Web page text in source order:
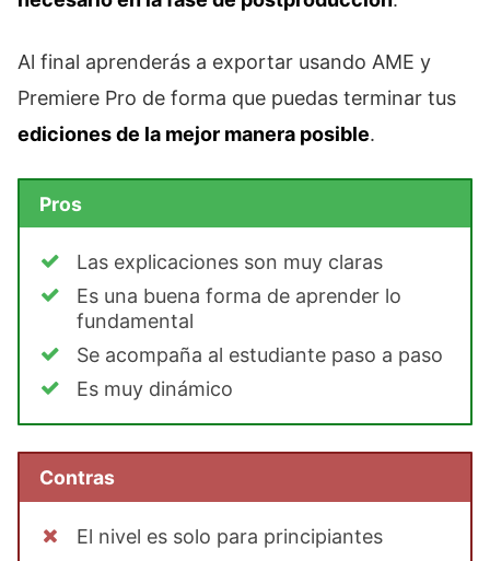
Al final aprenderás a exportar usando AME y
Premiere Pro de forma que puedas terminar tus
ediciones de la mejor manera posible.
Pros
Las explicaciones son muy claras
Es una buena forma de aprender lo
fundamental
Se acompaña al estudiante paso a paso
Es muy dinámico
Contras
El nivel es solo para principiantes